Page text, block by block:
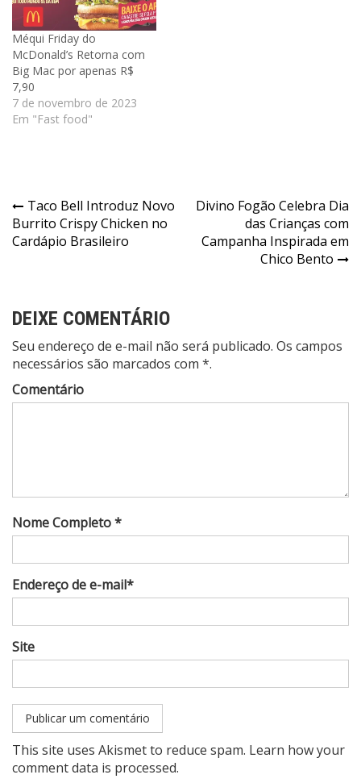
Méqui Friday do
McDonald’s Retorna com
Big Mac por apenas R$
7,90
7 de novembro de 2023
Em "Fast food"
Navegação
de
Taco Bell Introduz Novo
Burrito Crispy Chicken no
Cardápio Brasileiro
Divino Fogão Celebra Dia
das Crianças com
Campanha Inspirada em
Chico Bento
DEIXE COMENTÁRIO
Seu endereço de e-mail não será publicado. Os campos
necessários são marcados com *.
Comentário
Nome Completo *
Endereço de e-mail*
Site
This site uses Akismet to reduce spam. Learn how your
comment data is processed.